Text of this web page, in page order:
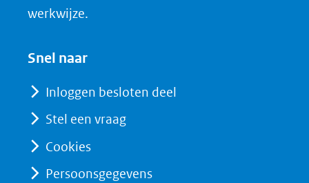
venster)
een
andere
werkwijze.
Snel naar
Inloggen besloten deel
Stel een vraag
Cookies
Persoonsgegevens